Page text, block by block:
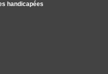
handicapées